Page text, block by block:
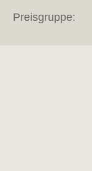
Preisgruppe: